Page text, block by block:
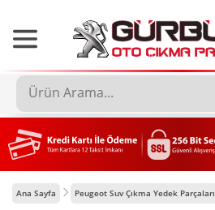
Ana Sayfa Peugeot Suv Çıkma Yedek Parçaları